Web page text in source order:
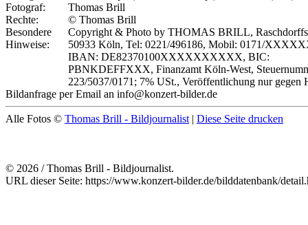
Fotograf:
Thomas Brill
Rechte:
© Thomas Brill
Besondere
Hinweise:
Copyright & Photo by THOMAS BRILL,
50933 Köln, Tel: 0221/496186, Mobil: 0171/
IBAN: DE82370100XXXXXXXXXX, BIC:
PBNKDEFFXXX, Finanzamt Köln-West,
223/5037/0171; 7% USt., Veröffentlichung nur gegen
Bildanfrage per Email an info@konzert-bilder.de
Alle Fotos © Thomas Brill - Bildjournalist | Diese Seite drucken
© 2026 / Thomas Brill - Bildjournalist.
URL dieser Seite: https://www.konzert-bilder.de/bilddatenbank/